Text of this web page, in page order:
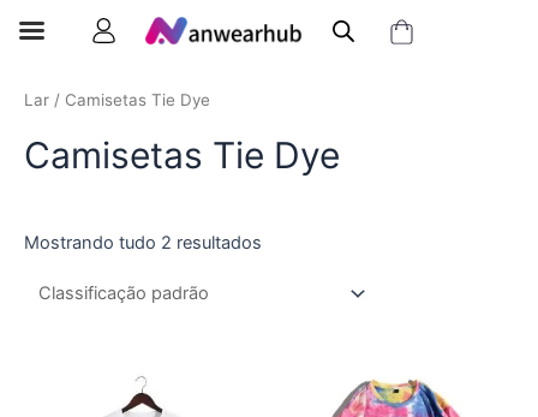
Lar / Camisetas Tie Dye
Camisetas Tie Dye
Mostrando tudo 2 resultados